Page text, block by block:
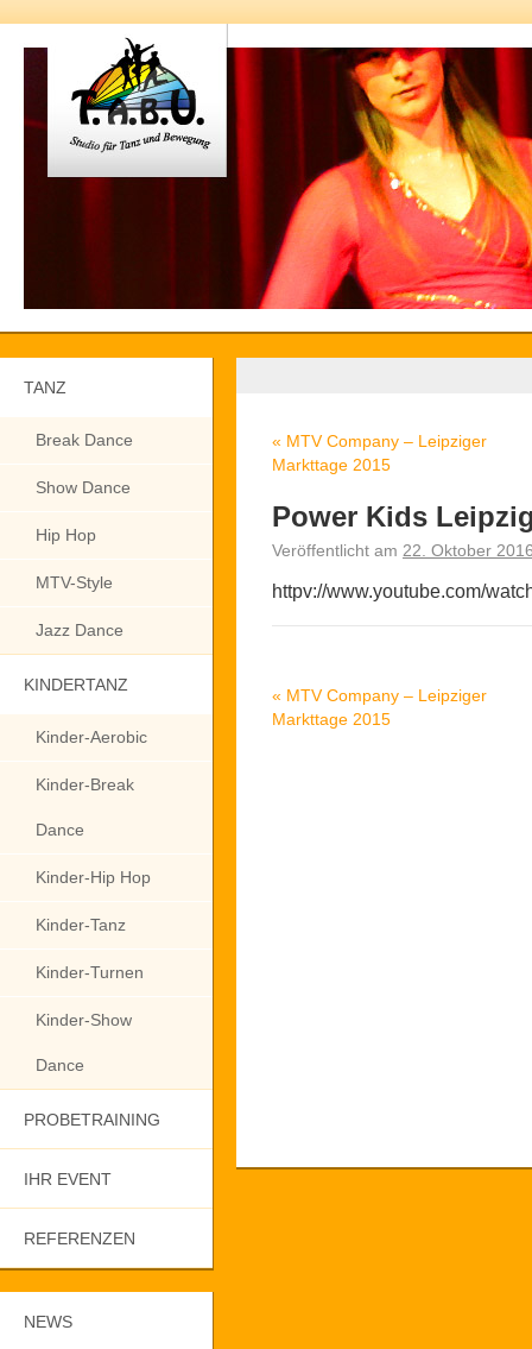
TANZ
Break Dance
Show Dance
Hip Hop
MTV-Style
Jazz Dance
KINDERTANZ
Kinder-Aerobic
Kinder-Break
Dance
Kinder-Hip Hop
Kinder-Tanz
Kinder-Turnen
Kinder-Show
Dance
PROBETRAINING
IHR EVENT
REFERENZEN
NEWS
« MTV Company – Leipziger
Markttage 2015
Power Kids
Veröffentlicht am 22. Oktober
httpv://www.youtube.com/
« MTV Company – Leipziger
Markttage 2015